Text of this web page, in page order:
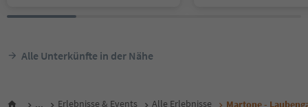
Alle Unterkünfte in der Nähe
... Erlebnisse & Events Alle Erlebnisse Martone -